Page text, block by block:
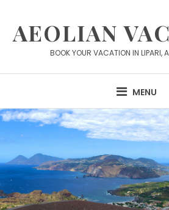
content
AEOLIAN
BOOK YOUR VACATION IN LIPARI,
MENU